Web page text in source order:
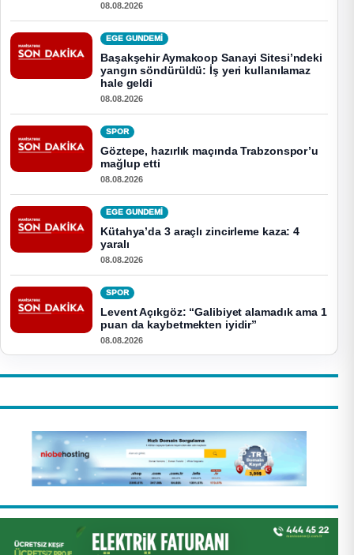
08.08.2026
EGE GUNDEMİ
Başakşehir Aymakoop Sanayi Sitesi’ndeki
yangın söndürüldü: İş yeri kullanılamaz
hale geldi
08.08.2026
SPOR
Göztepe, hazırlık maçında Trabzonspor’u
mağlup etti
08.08.2026
EGE GUNDEMİ
Kütahya’da 3 araçlı zincirleme kaza: 4
yaralı
08.08.2026
SPOR
Levent Açıkgöz: “Galibiyet alamadık ama 1
puan da kaybetmekten iyidir”
08.08.2026